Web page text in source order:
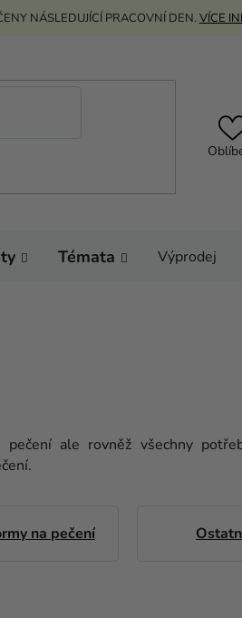
NÁSLEDUJÍCÍ PRACOVNÍ DEN. VÍCE
Témata Výprodej
ale rovněž všechny
na pečení